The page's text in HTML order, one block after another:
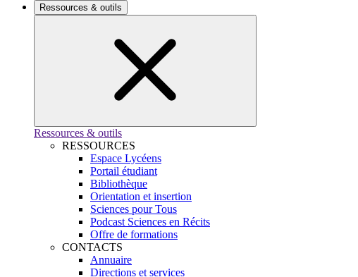
Ressources & outils
Ressources & outils
RESSOURCES
Espace Lycéens
Portail étudiant
Bibliothèque
Orientation et insertion
Sciences pour Tous
Podcast Sciences en Récits
Offre de formations
CONTACTS
Annuaire
Directions et services